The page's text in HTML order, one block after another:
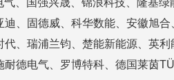
、国强兴晟、锦浪科技、隆基
、固德威、科华数能、安徽旭
、瑞浦兰钧、楚能新能源、英
德电气、罗博特科、德国莱茵